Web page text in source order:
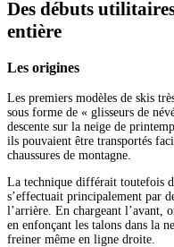
Des débuts
entière
Les origines
Les premiers modèles de skis
sous forme de « glisseurs de
descente sur la neige de
ils pouvaient être transportés
chaussures de montagne.
La technique différait toutefois
s’effectuait principalement par
l’arrière. En chargeant l’avant,
en enfonçant les talons dans la
freiner même en ligne droite.